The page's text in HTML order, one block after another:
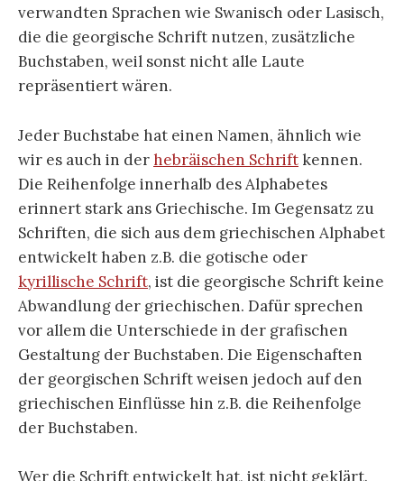
verwandten Sprachen wie Swanisch oder Lasisch,
die die georgische Schrift nutzen, zusätzliche
Buchstaben, weil sonst nicht alle Laute
repräsentiert wären.
Jeder Buchstabe hat einen Namen, ähnlich wie
wir es auch in derhebräischen Schriftkennen.
Die Reihenfolge innerhalb des Alphabetes
erinnert stark ans Griechische. Im Gegensatz zu
Schriften, die sich aus dem griechischen Alphabet
entwickelt haben z.B. die gotische oder
kyrillische Schrift, ist die georgische Schrift keine
Abwandlung der griechischen. Dafür sprechen
vor allem die Unterschiede in der grafischen
Gestaltung der Buchstaben. Die Eigenschaften
der georgischen Schrift weisen jedoch auf den
griechischen Einflüsse hin z.B. die Reihenfolge
der Buchstaben.
Wer die Schrift entwickelt hat, ist nicht geklärt.